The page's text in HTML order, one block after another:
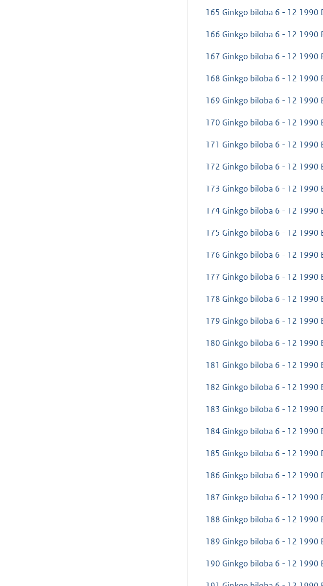
165 Ginkgo biloba 6 - 12 1990
166 Ginkgo biloba 6 - 12 1990
167 Ginkgo biloba 6 - 12 1990
168 Ginkgo biloba 6 - 12 1990
169 Ginkgo biloba 6 - 12 1990
170 Ginkgo biloba 6 - 12 1990
171 Ginkgo biloba 6 - 12 1990
172 Ginkgo biloba 6 - 12 1990
173 Ginkgo biloba 6 - 12 1990
174 Ginkgo biloba 6 - 12 1990
175 Ginkgo biloba 6 - 12 1990
176 Ginkgo biloba 6 - 12 1990
177 Ginkgo biloba 6 - 12 1990
178 Ginkgo biloba 6 - 12 1990
179 Ginkgo biloba 6 - 12 1990
180 Ginkgo biloba 6 - 12 1990
181 Ginkgo biloba 6 - 12 1990
182 Ginkgo biloba 6 - 12 1990
183 Ginkgo biloba 6 - 12 1990
184 Ginkgo biloba 6 - 12 1990
185 Ginkgo biloba 6 - 12 1990
186 Ginkgo biloba 6 - 12 1990
187 Ginkgo biloba 6 - 12 1990
188 Ginkgo biloba 6 - 12 1990
189 Ginkgo biloba 6 - 12 1990
190 Ginkgo biloba 6 - 12 1990